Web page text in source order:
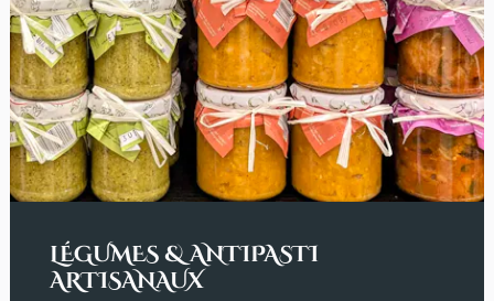
LÉGUMES & ANTIPASTI
ARTISANAUX